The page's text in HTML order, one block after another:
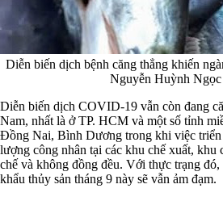
Diễn biến dịch bệnh căng thẳng khiến
Nguyễn Huỳnh
Diễn biến dịch COVID-19 vẫn còn đang
Nam, nhất là ở TP. HCM và một số tỉnh
Đồng Nai, Bình Dương trong khi việc
lượng công nhân tại các khu chế xuất, khu
chế và không đồng đều. Với thực trạng
khẩu thủy sản tháng 9 này sẽ vẫn ảm đạm.